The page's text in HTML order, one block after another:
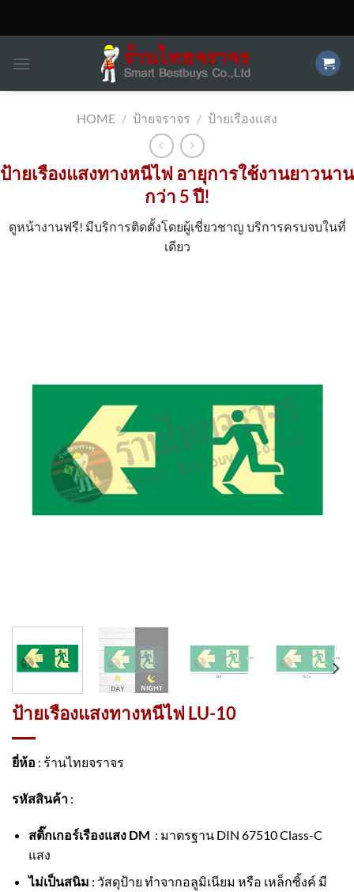
HOME / ป้ายจราจร / ป้ายเรืองแสง
ป้ายเรืองแสงทางหนีไฟ อายุการใช้งานยาวนาน
กว่า 5 ปี!
ดูหน้างานฟรี! มีบริการติดตั้งโดยผู้เชี่ยวชาญ บริการครบจบในที่
เดียว
ป้ายเรืองแสงทางหนีไฟ LU-10
ยี่ห้อ : ร้านไทยจราจร
รหัสสินค้า :
สติ๊กเกอร์เรืองแสง DM : มาตรฐาน DIN 67510 Class-C
แสง
ไม่เป็นสนิม : วัสดุป้าย ทำจากอลูมิเนียม หรือ เหล็กซิ้งค์ มี